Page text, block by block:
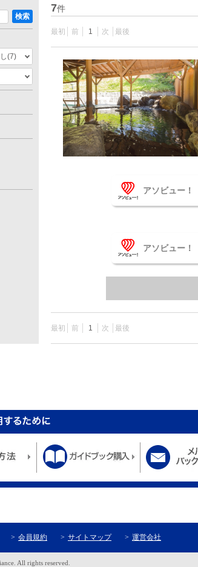
7件
最初 前 1 次 最後
アソビュー！
アソビュー！
最初 前 1 次 最後
検索
(7)
会員規約 サイトマップ 運営会社
All rights reserved.